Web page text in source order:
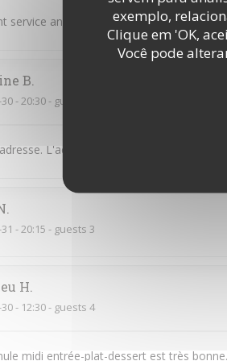
exemplo,
Clique em 'OK,
Você pode
service and very good food,
B
- 20:30 - guests 2
L'accueil est chaleureux et
- 20:15 - guests 3
H
- 12:30 - guests 4
midi entrée-plat-dessert est très